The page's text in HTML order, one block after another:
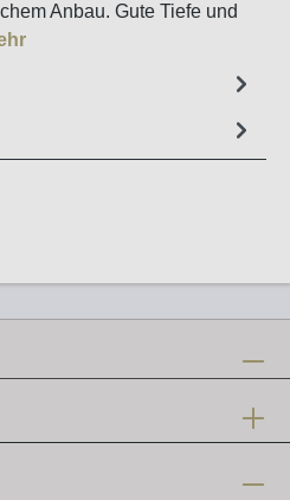
Anbau. Gute Tiefe und